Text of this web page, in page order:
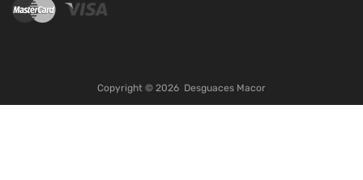
Copyright © 2026 Desguaces Macor